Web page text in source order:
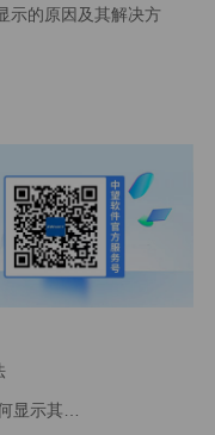
示的原因及其解决方
把DWG图纸插入CAD后如何显示其序号